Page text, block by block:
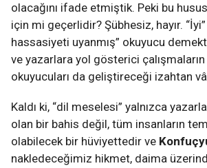
olacağını ifade etmiştik. Peki bu
için mi geçerlidir? Şübhesiz, hayır.
hassasiyeti uyanmış” okuyucu
ve yazarlara yol gösterici
okuyucuları da geliştireceği izahtan
Kaldı ki, “dil meselesi” yalnızca
olan bir bahis değil, tüm insanların
olabilecek bir hüviyettedir ve
nakledeceğimiz hikmet, daima